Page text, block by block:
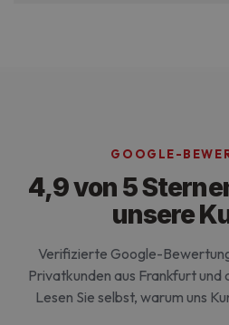
GOOGLE-
4,9 von 5
unsere
Verifizierte Google-
Privatkunden aus Frankfurt
Lesen Sie selbst, warum uns